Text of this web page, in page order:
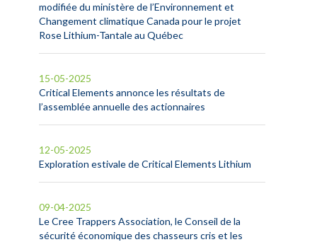
modifiée du ministère de l’Environnement et
Changement climatique Canada pour le projet
Rose Lithium-Tantale au Québec
Critical Elements annonce les résultats de
l’assemblée annuelle des actionnaires
15-05-2025
Exploration estivale de Critical Elements Lithium
12-05-2025
Le Cree Trappers Association, le Conseil de la
sécurité économique des chasseurs cris et les
09-04-2025